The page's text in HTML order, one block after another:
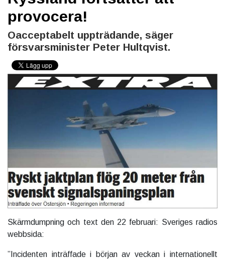
provocera!
Oacceptabelt uppträdande, säger
försvarsminister Peter Hultqvist.
Skärmdumpning och text den 22 februari: Sveriges radios
webbsida:
”Incidenten inträffade i början av veckan i internationellt